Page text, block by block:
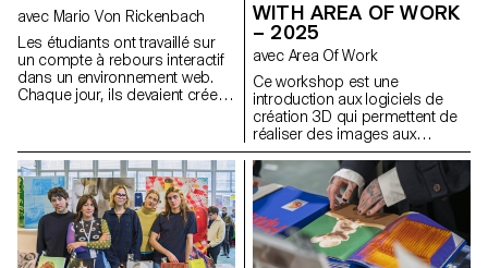
rendu et les standards visuels
influencent la manière dont les
corps, les matériaux et les
environnements sont
modélisés et compris.
avec Mario Von Rickenbach
Les étudiants ont travaillé sur
un compte à rebours interactif
dans un environnement web.
Chaque jour, ils devaient créer
propre collection, qui pouvait
également être combinée avec
les projets de l'ensemble de la
classe.
WITH AREA OF WORK
– 2025
avec Area Of Work
Ce workshop est une
introduction aux logiciels de
création 3D qui permettent de
réaliser des images aux
qualités photographiques qui
ne sont pas des
photographies.